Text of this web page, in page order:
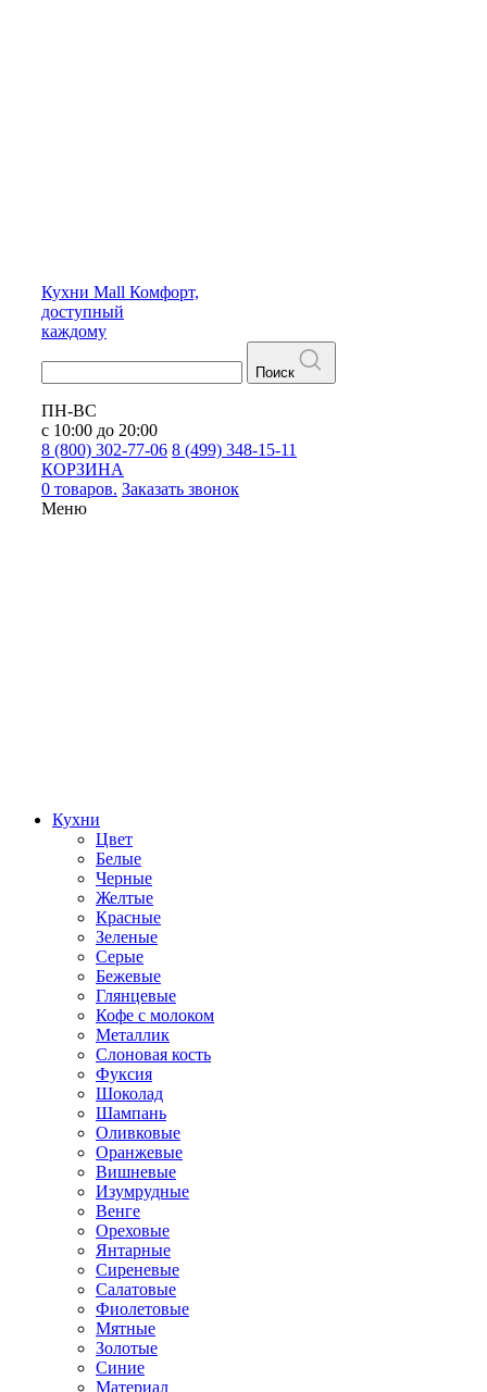
Кухни Mall Комфорт,
доступный
каждому
Поиск
ПН-ВС
с 10:00 до 20:00
8 (800) 302-77-06 8 (499) 348-15-11
КОРЗИНА
0 товаров. Заказать звонок
Меню
Кухни
Цвет
Белые
Черные
Желтые
Красные
Зеленые
Серые
Бежевые
Глянцевые
Кофе с молоком
Металлик
Слоновая кость
Фуксия
Шоколад
Шампань
Оливковые
Оранжевые
Вишневые
Изумрудные
Венге
Ореховые
Янтарные
Сиреневые
Салатовые
Фиолетовые
Мятные
Золотые
Синие
Материал